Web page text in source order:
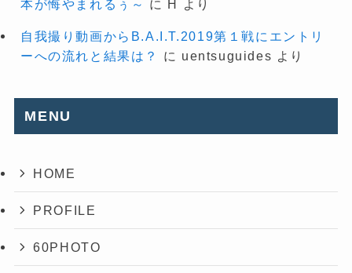
本が悔やまれるぅ～
に H より
自我撮り動画からB.A.I.T.2019第１戦にエントリ
ーへの流れと結果は？
に uentsuguides より
MENU
HOME
PROFILE
60PHOTO